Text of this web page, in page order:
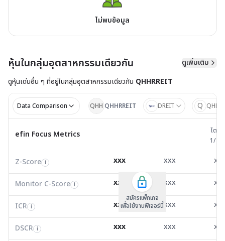
ไม่พบข้อมูล
หุ้นในกลุ่มอุตสาหกรรมเดียวกัน
ดูเพิ่มเติม
ดูหุ้นเด่นอื่น ๆ ที่อยู่ในกลุ่มอุตสาหกรรมเดียวกัน QHHRREIT
Data Comparison QHH QHHRREIT DREIT Q
efin Focus Metrics ไตรมาส
Z-Score i 0.00 0.00
Monitor C-Score
0.00 0.00
ICR i 0.00 0.00
DSCR
EV/EBITDA
6,387.25 10,293.31 -
efin Focus Metrics
ไตรม
1/
Z-Score i
Monitor C-Score i
ICR i
DSCR i
สมัครแพ็คเกจ B
เพื่อใช้งานฟีเจอร์นี้
EV/EBITDA
FCF Yield i
FCF/Net Income
Net Debt/EBITDA
สมัครแพ็คเกจ B
เพื่อใช้งานฟีเจอร์นี้
Z-Score i xxx xxx
Monitor C-Score i xxx xxx
ICR i xxx xxx
DSCR i xxx xxx
สมัครแพ็กเกจ
เพื่อใช้งานฟีเจอร์นี้